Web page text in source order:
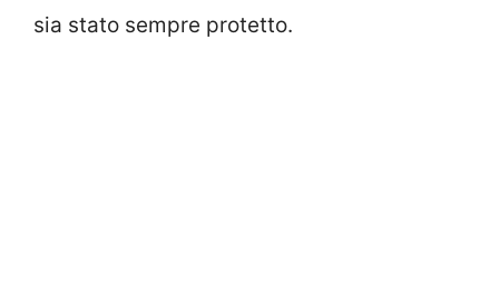
sia stato sempre protetto.